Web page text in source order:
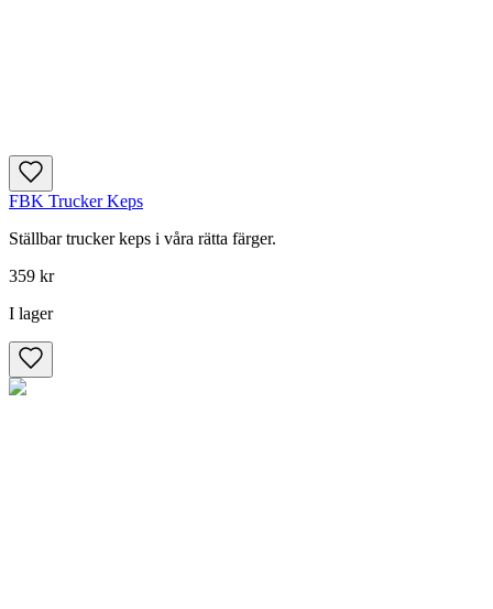
FBK Trucker Keps
Ställbar trucker keps i våra rätta färger.
359 kr
I lager